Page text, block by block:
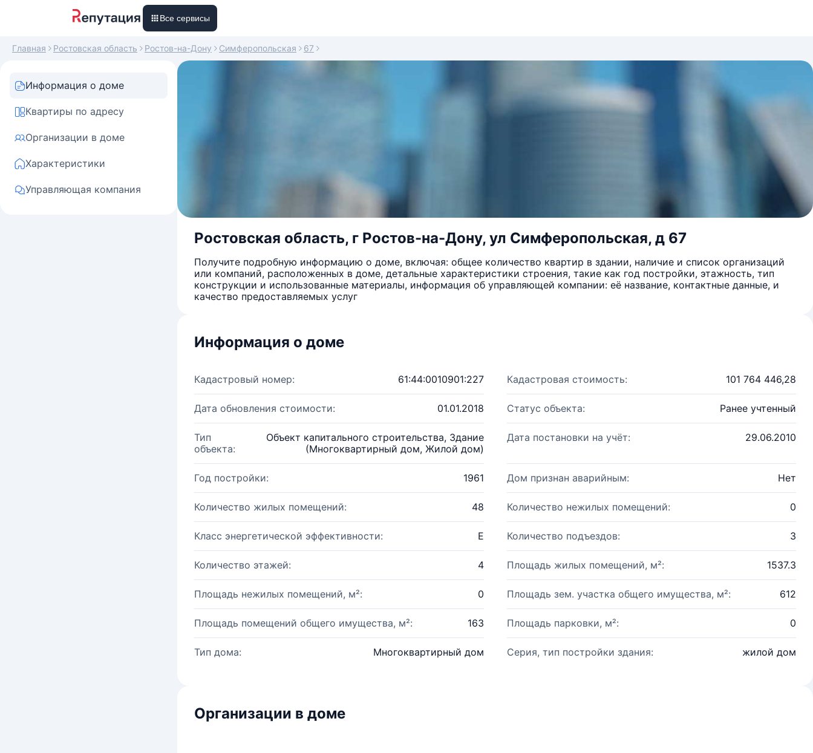
Все сервисы
Главная Ростовская область Ростов-на-Дону Симферопольская 67
Информация о доме
Квартиры по адресу
Организации в доме
Характеристики
Управляющая компания
Ростовская область, г Ростов-на-Дону, ул Симферопольская, д 67
Получите подробную информацию о доме, включая: общее количество квартир в здании, наличие и список организаций
или компаний, расположенных в доме, детальные характеристики строения, такие как год постройки, этажность, тип
конструкции и использованные материалы, информация об управляющей компании: её название, контактные данные, и
качество предоставляемых услуг
Информация о доме
Кадастровый номер: 61:44:0010901:227 Кадастровая стоимость: 101 764 446,28
Дата обновления стоимости: 01.01.2018 Статус объекта: Ранее учтенный
Тип
объекта:
Объект капитального строительства, Здание
(Многоквартирный дом, Жилой дом)
Дата постановки на учёт: 29.06.2010
Год постройки: 1961 Дом признан аварийным: Нет
Количество жилых помещений: 48 Количество нежилых помещений: 0
Класс энергетической эффективности: E Количество подъездов: 3
Количество этажей: 4 Площадь жилых помещений, м²: 1537.3
Площадь нежилых помещений, м²: 0 Площадь зем. участка общего имущества, м²: 612
Площадь помещений общего имущества, м²: 163 Площадь парковки, м²: 0
Тип дома: Многоквартирный дом Серия, тип постройки здания: жилой дом
Организации в доме